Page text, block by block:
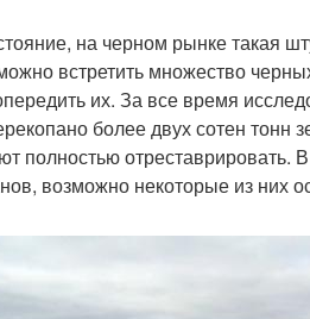
на черном рынке такая
встретить множество
их. За все время
более двух сотен тонн
полностью отреставрировать.
возможно некоторые из них